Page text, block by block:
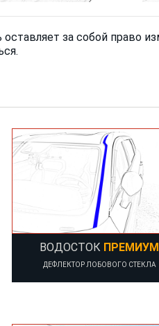
за собой право
ВОДОСТОК ПРЕМИУМ
ДЕФЛЕКТОР ЛОБОВОГО СТЕКЛА